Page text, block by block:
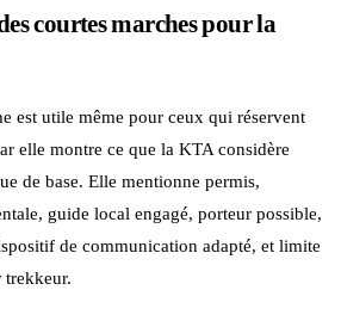
courtes marches pour la
est utile même pour ceux qui réservent
elle montre ce que la KTA considère
de base. Elle mentionne permis,
guide local engagé, porteur possible,
de communication adapté, et limite
trekkeur.